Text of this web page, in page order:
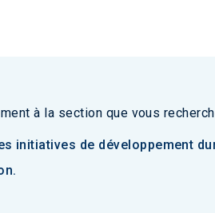
à la section que vous
initiatives de développement